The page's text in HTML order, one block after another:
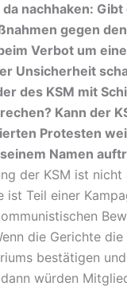
da nachhaken:
gegen
Verbot um
Unsicherheit
des KSM mit
Kann der
Protesten
Namen
der KSM ist nicht
ist Teil einer
die Gerichte
bestätigen
würden